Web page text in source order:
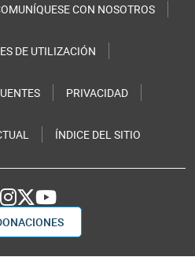
CON NOSOTROS
DE UTILIZACIÓN
PRIVACIDAD
ÍNDICE DEL SITIO